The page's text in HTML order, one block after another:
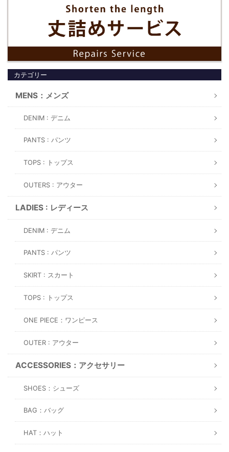
カテゴリー
MENS：メンズ
DENIM : デニム
PANTS : パンツ
TOPS : トップス
OUTERS : アウター
LADIES : レディース
DENIM : デニム
PANTS : パンツ
SKIRT : スカート
TOPS : トップス
ONE PIECE：ワンピース
OUTER : アウター
ACCESSORIES：アクセサリー
SHOES：シューズ
BAG：バッグ
HAT：ハット